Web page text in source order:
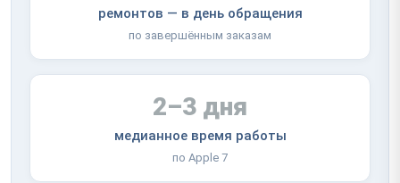
ремонтов — в день обращения
по завершённым заказам
2–3 дня
медианное время работы
по Apple 7